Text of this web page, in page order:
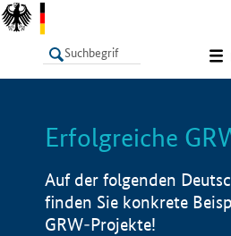
LISTE
Erfolgreiche
Auf der folgenden
finden Sie konkrete
GRW-Projekte!